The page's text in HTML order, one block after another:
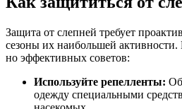
Защита от слепней требует
сезоны их наибольшей активности.
но эффективных советов:
Используйте репелленты:
одежду специальными